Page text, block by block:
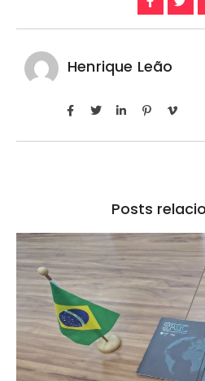
Henrique Leão
Posts